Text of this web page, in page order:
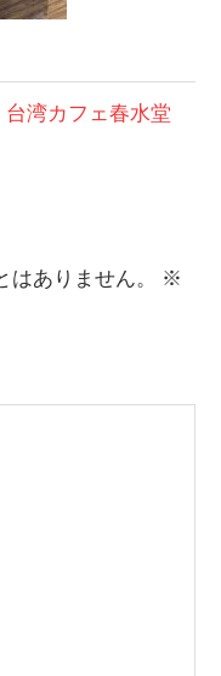
台湾カフェ春水堂
ありません。
※